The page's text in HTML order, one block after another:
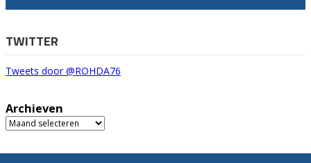
TWITTER
Tweets door @ROHDA76
Archieven
Archieven